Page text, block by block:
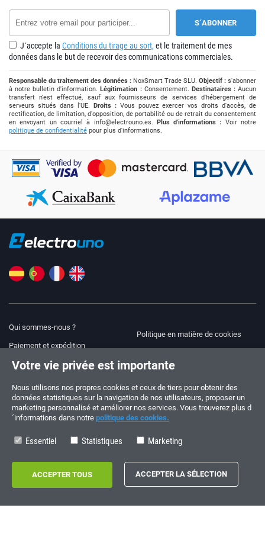
J´accepte la Conditions du tirage au sort, et le traitement de mes
données dans le but de recevoir des communications commerciales.
Responsable du traitement des données : NoxSmart Trade SLU. Objectif : s'abonner
à notre bulletin d'information.Légitimation :Consentement. Destinataires :Aucun
transfert n'est effectué, sauf aux fournisseurs de services d'hébergement de
serveurs situés dans l'UE. Droits : Vous pouvez exercer vos droits d'accès, de
rectification, de limitation, d'opposition, de portabilité ou de retrait du consentement
en envoyant un courriel à info@electrouno.es. Plus d'informations : Voir notre
politique de confidentialité pour plus d'informations.
Qui sommes-nous ?
Paiement et expédition
Avis juridique
Politique de confidentialité
Politique en matière de cookies
COMMANDES ET QUESTIONS
+34 910 600 459
HORAIRES D’ÉTÉ
Du lundi au vendredi: 10:00 - 14:00
Suivez-nous !
Votre vie privée est importante
Nous utilisons nos propres cookies et ceux de tiers pour obtenir des
données statistiques sur la navigation de nos utilisateurs, proposer un
marketing personnalisé et améliorer nos services. Vous trouverez plus d
´informations dans notre politique des cookies.
Essentiel Statistiques Marketing